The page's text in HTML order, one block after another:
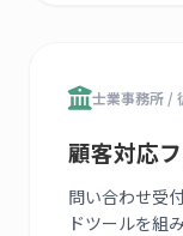
士業事務所 /
顧客対応
問い合わせ受
ドツールを組